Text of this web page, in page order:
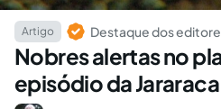
Artigo
Destaque dos
Nobres alertas no
episódio da